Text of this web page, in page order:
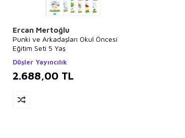
Ercan Mertoğlu
Punki ve Arkadaşları Okul Öncesi
Eğitim Seti 5 Yaş
Düşler Yayıncılık
2.688,00 TL